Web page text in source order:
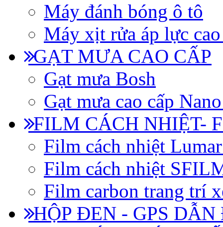
Máy đánh bóng ô tô
Máy xịt rửa áp lực
GẠT MƯA CAO CẤP
Gạt mưa Bosh
Gạt mưa cao cấp
FILM CÁCH NHIỆT-
Film cách nhiệt
Film cách nhiệt
Film carbon trang trí
HỘP ĐEN - GPS DẪN